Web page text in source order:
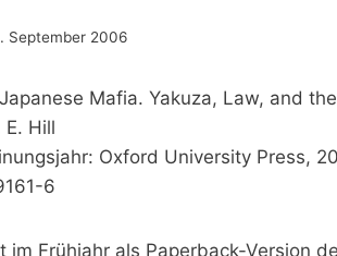
September 2006
Mafia. Yakuza, Law, and
Hill
Oxford University Press,
6
im Frühjahr als Paperback-Version